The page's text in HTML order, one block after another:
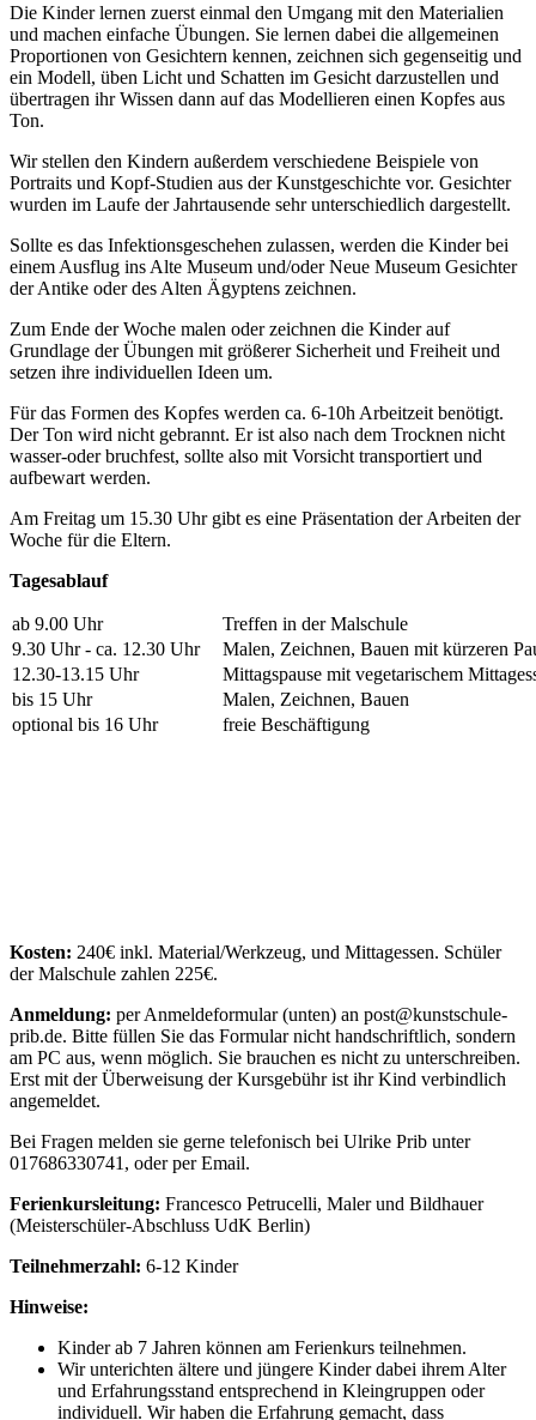
Die Kinder lernen zuerst einmal den Umgang mit den Materialien
und machen einfache Übungen. Sie lernen dabei die allgemeinen
Proportionen von Gesichtern kennen, zeichnen sich gegenseitig und
ein Modell, üben Licht und Schatten im Gesicht darzustellen und
übertragen ihr Wissen dann auf das Modellieren einen Kopfes aus
Ton.
Wir stellen den Kindern außerdem verschiedene Beispiele von
Portraits und Kopf-Studien aus der Kunstgeschichte vor. Gesichter
wurden im Laufe der Jahrtausende sehr unterschiedlich dargestellt.
Sollte es das Infektionsgeschehen zulassen, werden die Kinder bei
einem Ausflug ins Alte Museum und/oder Neue Museum Gesichter
der Antike oder des Alten Ägyptens zeichnen.
Zum Ende der Woche malen oder zeichnen die Kinder auf
Grundlage der Übungen mit größerer Sicherheit und Freiheit und
setzen ihre individuellen Ideen um.
Für das Formen des Kopfes werden ca. 6-10h Arbeitzeit benötigt.
Der Ton wird nicht gebrannt. Er ist also nach dem Trocknen nicht
wasser-oder bruchfest, sollte also mit Vorsicht transportiert und
aufbewart werden.
Am Freitag um 15.30 Uhr gibt es eine Präsentation der Arbeiten der
Woche für die Eltern.
Tagesablauf
ab 9.00 Uhr
Treffen in der Malschule
9.30 Uhr - ca. 12.30 Uhr
Malen, Zeichnen, Bauen mit kürzeren
12.30-13.15 Uhr
Mittagspause mit vegetarischem
bis 15 Uhr
Malen, Zeichnen, Bauen
optional bis 16 Uhr
freie Beschäftigung
Kosten: 240€ inkl. Material/Werkzeug, und Mittagessen. Schüler
der Malschule zahlen 225€.
Anmeldung: per Anmeldeformular (unten) an post@kunstschule-
prib.de. Bitte füllen Sie das Formular nicht handschriftlich, sondern
am PC aus, wenn möglich. Sie brauchen es nicht zu unterschreiben.
Erst mit der Überweisung der Kursgebühr ist ihr Kind verbindlich
angemeldet.
Bei Fragen melden sie gerne telefonisch bei Ulrike Prib unter
017686330741, oder per Email.
Ferienkursleitung: Francesco Petrucelli, Maler und Bildhauer
(Meisterschüler-Abschluss UdK Berlin)
Teilnehmerzahl: 6-12 Kinder
Hinweise:
Kinder ab 7 Jahren können am Ferienkurs teilnehmen.
Wir unterichten ältere und jüngere Kinder dabei ihrem Alter
und Erfahrungsstand entsprechend in Kleingruppen oder
individuell. Wir haben die Erfahrung gemacht, dass